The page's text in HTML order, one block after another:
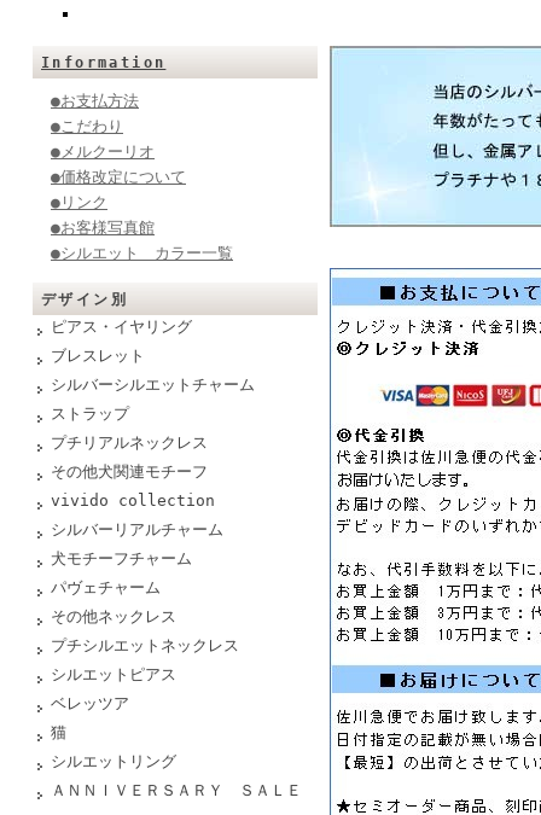
Information
●お支払方法
●こだわり
●メルクーリオ
●価格改定について
●リンク
●お客様写真館
●シルエット カラー一覧
デザイン別
ピアス・イヤリング
ブレスレット
シルバーシルエットチャーム
ストラップ
プチリアルネックレス
その他犬関連モチーフ
vivido collection
シルバーリアルチャーム
犬モチーフチャーム
パヴェチャーム
その他ネックレス
プチシルエットネックレス
シルエットピアス
ベレッツア
猫
シルエットリング
ＡＮＮＩＶＥＲＳＡＲＹ ＳＡＬＥ